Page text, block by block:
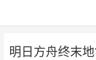
明日方舟终末